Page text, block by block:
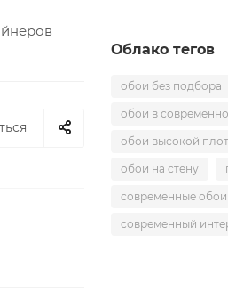
Облако тегов
обои без подбора
обои в
обои высокой
обои на стену
современные обои
современный